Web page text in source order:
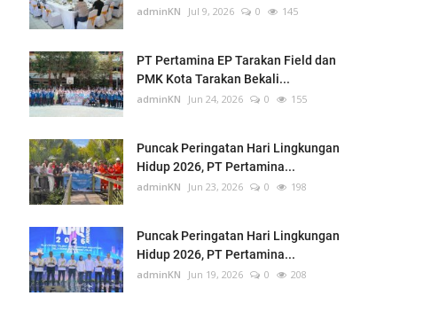
adminKN Jul 9, 2026 0 145
PT Pertamina EP Tarakan Field dan
PMK Kota Tarakan Bekali...
adminKN Jun 24, 2026 0 155
Puncak Peringatan Hari Lingkungan
Hidup 2026, PT Pertamina...
adminKN Jun 23, 2026 0 198
Puncak Peringatan Hari Lingkungan
Hidup 2026, PT Pertamina...
adminKN Jun 19, 2026 0 208